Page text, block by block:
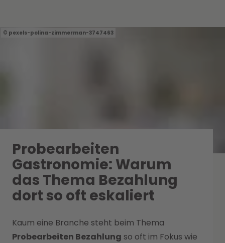
pexels-polina-zimmerman-3747463
Probearbeiten
Gastronomie: Warum
das Thema Bezahlung
dort so oft eskaliert
Kaum eine Branche steht beim Thema
Probearbeiten Bezahlung so oft im Fokus wie